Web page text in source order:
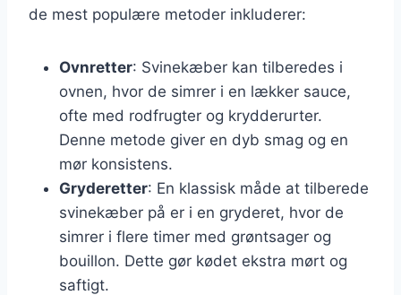
de mest populære metoder inkluderer:
Ovnretter: Svinekæber kan tilberedes i
ovnen, hvor de simrer i en lækker sauce,
ofte med rodfrugter og krydderurter.
Denne metode giver en dyb smag og en
mør konsistens.
Gryderetter: En klassisk måde at tilberede
svinekæber på er i en gryderet, hvor de
simrer i flere timer med grøntsager og
bouillon. Dette gør kødet ekstra mørt og
saftigt.